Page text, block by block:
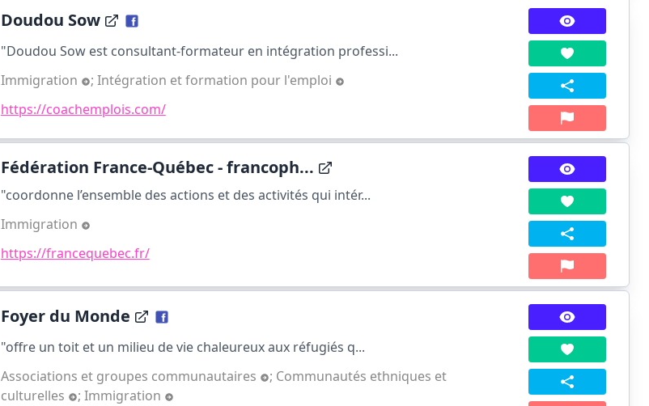
Doudou Sow
"Doudou Sow est consultant-formateur en intégration professi...
Immigration
; Intégration et formation pour l'emploi
https://coachemplois.com/
Fédération France-Québec - francoph...
"coordonne l’ensemble des actions et des activités qui intér...
Immigration
https://francequebec.fr/
Foyer du Monde
"offre un toit et un milieu de vie chaleureux aux réfugiés q...
Associations et groupes communautaires
; Communautés ethniques et
culturelles
; Immigration